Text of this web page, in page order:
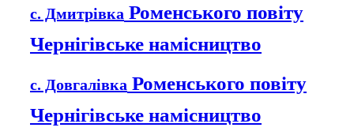
с. Дмитрівка Роменського повіту
Чернігівське намісництво
с. Довгалівка Роменського повіту
Чернігівське намісництво